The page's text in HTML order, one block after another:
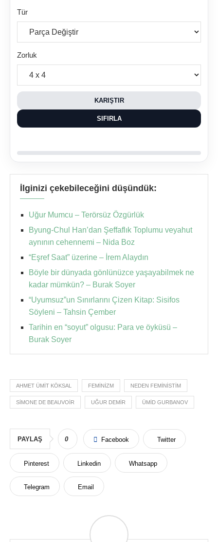
Tür
Zorluk
KARIŞTIR
SIFIRLA
İlginizi çekebileceğini düşündük:
Uğur Mumcu – Terörsüz Özgürlük
Byung-Chul Han’dan Şeffaflık Toplumu veyahut
aynının cehennemi – Nida Boz
“Eşref Saat” üzerine – İrem Alaydın
Böyle bir dünyada gönlünüzce yaşayabilmek ne
kadar mümkün? – Burak Soyer
“Uyumsuz”un Sınırlarını Çizen Kitap: Sisifos
Söyleni – Tahsin Çember
Tarihin en “soyut” olgusu: Para ve öyküsü –
Burak Soyer
AHMET ÜMIT KÖKSAL FEMINIZM NEDEN FEMINISTIM
SIMONE DE BEAUVOIR UĞUR DEMIR ÜMID GURBANOV
PAYLAŞ 0 Facebook Twitter
Pinterest Linkedin Whatsapp
Telegram Email